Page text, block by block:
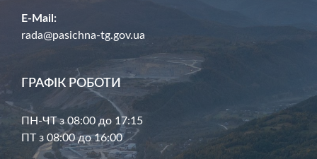
E-Mail:
rada@pasichna-tg.gov.ua
ГРАФІК РОБОТИ
ПН-ЧТ з 08:00 до 17:15
ПТ з 08:00 до 16:00